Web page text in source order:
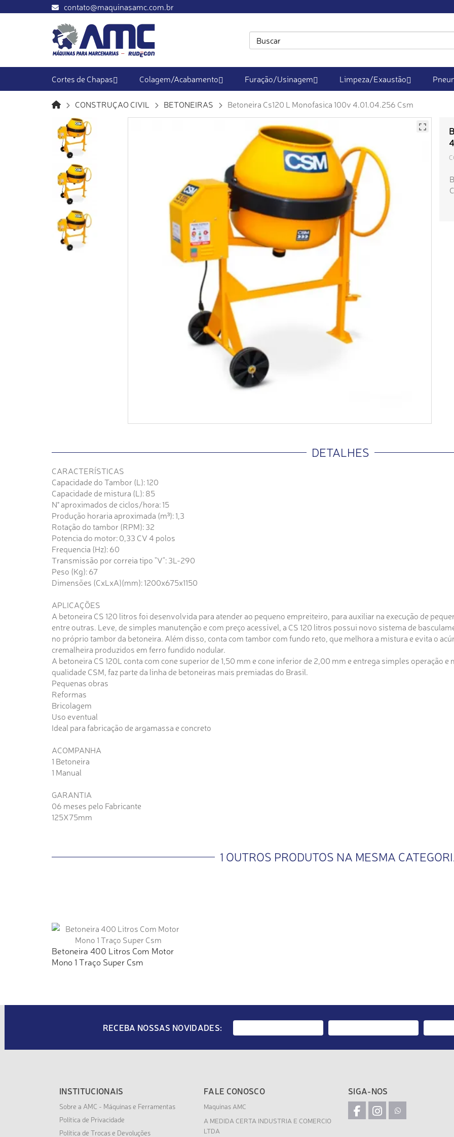
contato@maquinasamc.com.br
Cortes de Chapas Colagem/Acabamento Furação/Usinagem Limpeza/Exaustão
CONSTRUÇAO CIVIL BETONEIRAS Betoneira Cs120 L Monofasica 100v 4.01.04.256 Csm
DETALHES
CARACTERÍSTICAS
Capacidade do Tambor (L): 120
Capacidade de mistura (L): 85
N° aproximados de ciclos/hora: 15
Produção horaria aproximada (m³): 1,3
Rotação do tambor (RPM): 32
Potencia do motor: 0,33 CV 4 polos
Frequencia (Hz): 60
Transmissão por correia tipo "V": 3L-290
Peso (Kg): 67
Dimensões (CxLxA)(mm): 1200x675x1150
APLICAÇÕES
A betoneira CS 120 litros foi desenvolvida para atender ao pequeno empreiteiro, para auxiliar na execução de
entre outras. Leve, de simples manutenção e com preço acessível, a CS 120 litros possui novo sistema de
no próprio tambor da betoneira. Além disso, conta com tambor com fundo reto, que melhora a mistura e evita o
cremalheira produzidos em ferro fundido nodular.
A betoneira CS 120L conta com cone superior de 1,50 mm e cone inferior de 2,00 mm e entrega simples operação
qualidade CSM, faz parte da linha de betoneiras mais premiadas do Brasil.
Pequenas obras
Reformas
Bricolagem
Uso eventual
Ideal para fabricação de argamassa e concreto
ACOMPANHA
1 Betoneira
1 Manual
GARANTIA
06 meses pelo Fabricante
125X75mm
1 OUTROS PRODUTOS NA MESMA
Betoneira 400 Litros Com Motor
Mono 1 Traço Super Csm
RECEBA NOSSAS NOVIDADES:
INSTITUCIONAIS
Sobre a AMC - Máquinas e Ferramentas
Política de Privacidade
Política de Trocas e Devoluções
FALE CONOSCO
Maquinas AMC
A MEDIDA CERTA INDUSTRIA E COMERCIO
LTDA
SIGA-NOS